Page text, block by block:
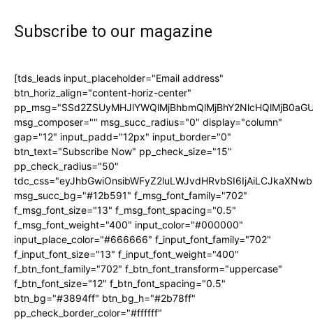
Subscribe to our magazine
[tds_leads input_placeholder="Email address"
btn_horiz_align="content-horiz-center"
msg_composer="" msg_succ_radius="0" display="column"
gap="12" input_padd="12px" input_border="0"
btn_text="Subscribe Now" pp_check_size="15"
pp_check_radius="50"
msg_succ_bg="#12b591" f_msg_font_family="702"
f_msg_font_size="13" f_msg_font_spacing="0.5"
f_msg_font_weight="400" input_color="#000000"
input_place_color="#666666" f_input_font_family="702"
f_input_font_size="13" f_input_font_weight="400"
f_btn_font_family="702" f_btn_font_transform="uppercase"
f_btn_font_size="12" f_btn_font_spacing="0.5"
btn_bg="#3894ff" btn_bg_h="#2b78ff"
pp_check_border_color="#ffffff"